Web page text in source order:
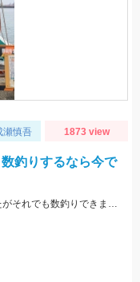
瀬慎吾 1873 view
釣りするなら今で
ハリス3号10ｍ。潮動かず渋い時間もありましたがそれでも数釣りできました！